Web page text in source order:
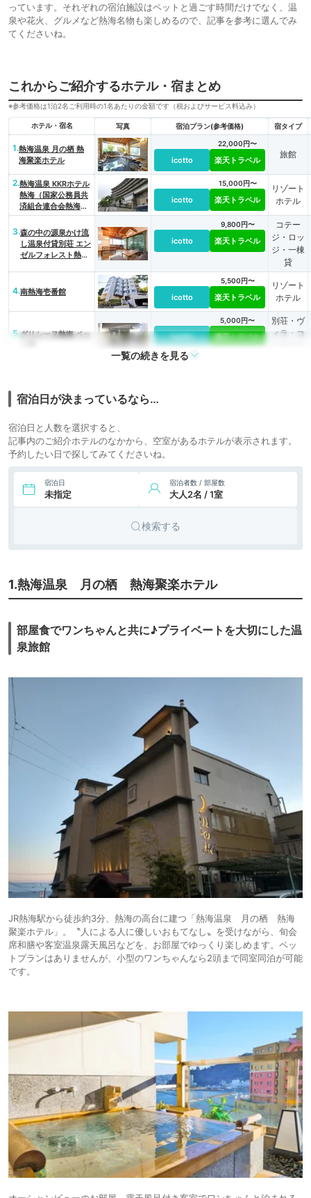
っています。それぞれの宿泊施設はペットと過ごす時間だけでなく、温
泉や花火、グルメなど熱海名物も楽しめるので、記事を参考に選んでみ
てくださいね。
これからご紹介するホテル・宿まとめ
※参考価格は1泊2名ご利用時の1名あたりの金額です（税およびサービス料込み）
ホテル・宿名 写真 宿泊プラン(参考価格) 宿タイプ
1.熱海温泉 月の栖 熱
海聚楽ホテル
icotto
22,000円〜
楽天トラベル
旅館
2.熱海温泉 KKRホテル
熱海（国家公務員共
済組合連合会熱海共
済会館）
icotto
15,000円〜
楽天トラベル
リゾート
ホテル
3.森の中の源泉かけ流
し温泉付貸別荘 エン
ゼルフォレスト熱海
icotto
9,800円〜
楽天トラベル
コテー
ジ・ロッ
ジ・一棟
貸
4.南熱海壱番館
icotto
5,500円〜
楽天トラベル
リゾート
ホテル
5.グリシーヌ熱海 ペッ
icotto
5,000円〜
楽天トラベル
別荘・ヴ
ィラ・コ
一覧の続きを見る
宿泊日が決まっているなら…
宿泊日と人数を選択すると、
記事内のご紹介ホテルのなかから、空室があるホテルが表示されます。
予約したい日で探してみてくださいね。
宿泊日
未指定
宿泊者数 / 部屋数
大人2名 / 1室
検索する
1.熱海温泉 月の栖 熱海聚楽ホテル
部屋食でワンちゃんと共に♪プライベートを大切にした温
泉旅館
JR熱海駅から徒歩約3分、熱海の高台に建つ「熱海温泉 月の栖 熱海
聚楽ホテル」。〝人による人に優しいおもてなし〟を受けながら、旬会
席和膳や客室温泉露天風呂などを、お部屋でゆっくり楽しめます。ペッ
トプランはありませんが、小型のワンちゃんなら2頭まで同室同泊が可能
です。